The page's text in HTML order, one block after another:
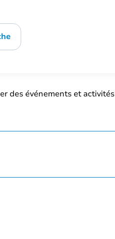
des événements et activités